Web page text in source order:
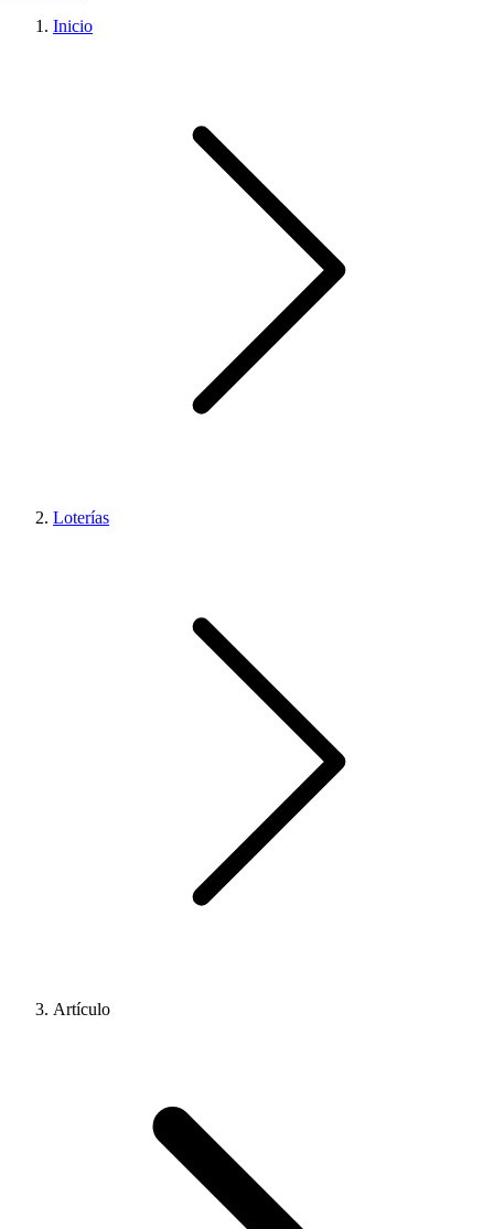
Inicio
Loterías
Artículo